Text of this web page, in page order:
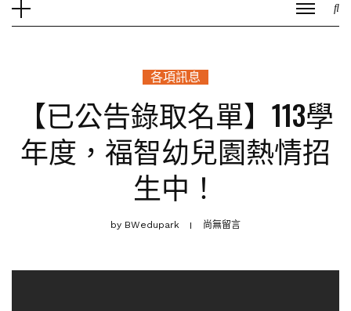
各項訊息
【已公告錄取名單】113學
年度，福智幼兒園熱情招
生中！
by BWedupark 尚無留言